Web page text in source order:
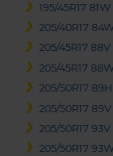
195/45R17 81W
205/40R17
205/45R17
205/45R17
205/50R17 89H
205/50R17 89V
205/50R17
205/50R17